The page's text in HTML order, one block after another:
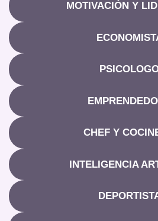
MOTIVACIÓN Y
CHEF Y
INTELIGENCIA